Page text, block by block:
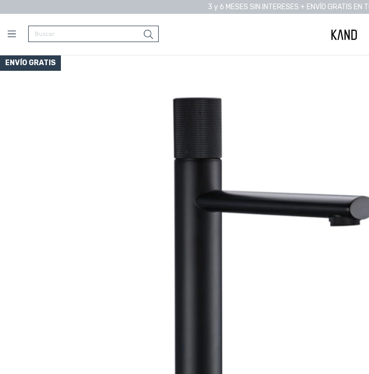
3 y 6 MESES SIN INTERESES + ENVÍO GRATIS EN
ENVÍO GRATIS